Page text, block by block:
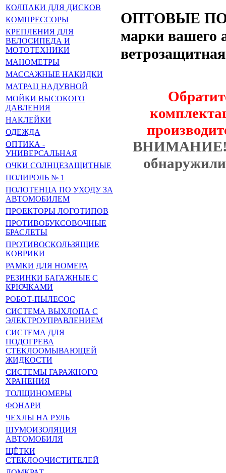
КОЛПАКИ ДЛЯ ДИСКОВ
КОМПРЕССОРЫ
КРЕПЛЕНИЯ ДЛЯ
ВЕЛОСИПЕДА И
МОТОТЕХНИКИ
МАНОМЕТРЫ
МАССАЖНЫЕ НАКИДКИ
МАТРАЦ НАДУВНОЙ
МОЙКИ ВЫСОКОГО
ДАВЛЕНИЯ
НАКЛЕЙКИ
ОДЕЖДА
ОПТИКА -
УНИВЕРСАЛЬНАЯ
ОЧКИ СОЛНЦЕЗАЩИТНЫЕ
ПОЛИРОЛЬ № 1
ПОЛОТЕНЦА ПО УХОДУ ЗА
АВТОМОБИЛЕМ
ПРОЕКТОРЫ ЛОГОТИПОВ
ПРОТИВОБУКСОВОЧНЫЕ
БРАСЛЕТЫ
ПРОТИВОСКОЛЬЗЯЩИЕ
КОВРИКИ
РАМКИ ДЛЯ НОМЕРА
РЕЗИНКИ БАГАЖНЫЕ С
КРЮЧКАМИ
РОБОТ-ПЫЛЕСОС
СИСТЕМА ВЫХЛОПА С
ЭЛЕКТРОУПРАВЛЕНИЕМ
СИСТЕМА ДЛЯ
ПОДОГРЕВА
СТЕКЛООМЫВАЮЩЕЙ
ЖИДКОСТИ
СИСТЕМЫ ГАРАЖНОГО
ХРАНЕНИЯ
ТОЛЩИНОМЕРЫ
ФОНАРИ
ЧЕХЛЫ НА РУЛЬ
ШУМОИЗОЛЯЦИЯ
АВТОМОБИЛЯ
ЩЁТКИ
СТЕКЛООЧИСТИТЕЛЕЙ
ОПТОВЫЕ
марки вашего